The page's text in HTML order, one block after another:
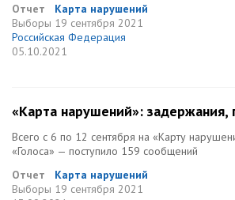
Отчет
Карта нарушений
Выборы 19 сентября 2021
Российская Федерация
05.10.2021
«Карта нарушений»: задержания,
Всего с 6 по 12 сентября на «Карту
«Голоса» — поступило 159 сообщений
Отчет
Карта нарушений
Выборы 19 сентября 2021